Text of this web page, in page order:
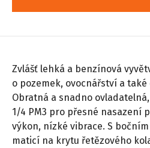
Zvlášť lehká a benzínová
o pozemek, ovocnářství a
Obratná a snadno
1/4 PM3 pro přesné nasazení
výkon, nízké vibrace. S
maticí na krytu řetězového